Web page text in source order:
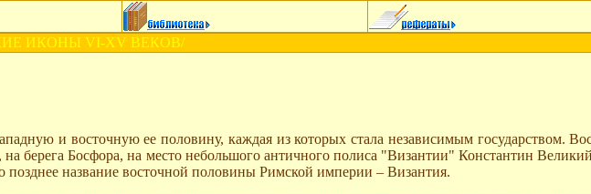
ИКОНЫ VI-XV ВЕКОВ/
и восточную ее половину, каждая из которых стала независимым государством.
берега Босфора, на место небольшого античного полиса "Византии" Константин
название восточной половины Римской империи – Византия.